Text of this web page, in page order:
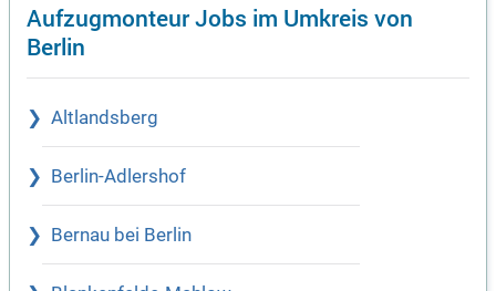
Aufzugmonteur Jobs im Umkreis von
Berlin
Altlandsberg
Berlin-Adlershof
Bernau bei Berlin